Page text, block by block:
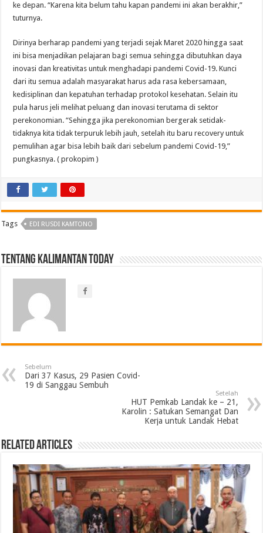
ke depan. “Karena kita belum tahu kapan pandemi ini akan berakhir,”
tuturnya.
Dirinya berharap pandemi yang terjadi sejak Maret 2020 hingga saat
ini bisa menjadikan pelajaran bagi semua sehingga dibutuhkan daya
inovasi dan kreativitas untuk menghadapi pandemi Covid-19. Kunci
dari itu semua adalah masyarakat harus ada rasa kebersamaan,
kedisiplinan dan kepatuhan terhadap protokol kesehatan. Selain itu
pula harus jeli melihat peluang dan inovasi terutama di sektor
perekonomian. “Sehingga jika perekonomian bergerak setidak-
tidaknya kita tidak terpuruk lebih jauh, setelah itu baru recovery untuk
pemulihan agar bisa lebih baik dari sebelum pandemi Covid-19,”
pungkasnya. ( prokopim )
Tags EDI RUSDI KAMTONO
Tentang Kalimantan Today
Sebelum
Dari 37 Kasus, 29 Pasien Covid-
19 di Sanggau Sembuh
Setelah
HUT Pemkab Landak ke – 21,
Karolin : Satukan Semangat Dan
Kerja untuk Landak Hebat
Related Articles